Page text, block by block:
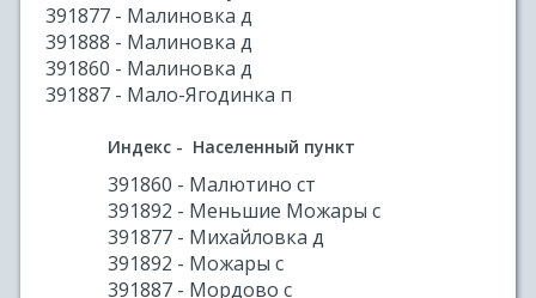
391877 - Малиновка д
391888 - Малиновка д
391860 - Малиновка д
391887 - Мало-Ягодинка п
Индекс - Населенный пункт
391860 - Малютино ст
391892 - Меньшие Можары с
391877 - Михайловка д
391892 - Можары с
391887 - Мордово с